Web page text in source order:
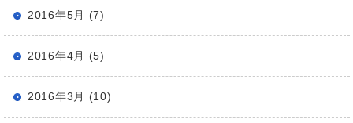
2016年5月 (7)
2016年4月 (5)
2016年3月 (10)